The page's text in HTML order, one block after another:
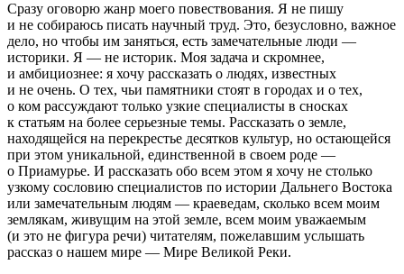
Сразу оговорю жанр моего повествования. Я не пишу
и не собираюсь писать научный труд. Это, безусловно, важное
дело, но чтобы им заняться, есть замечательные люди —
историки. Я — не историк. Моя задача и скромнее,
и амбициознее: я хочу рассказать о людях, известных
и не очень. О тех, чьи памятники стоят в городах и о тех,
о ком рассуждают только узкие специалисты в сносках
к статьям на более серьезные темы. Рассказать о земле,
находящейся на перекрестье десятков культур, но остающейся
при этом уникальной, единственной в своем роде —
о Приамурье. И рассказать обо всем этом я хочу не столько
узкому сословию специалистов по истории Дальнего Востока
или замечательным людям — краеведам, сколько всем моим
землякам, живущим на этой земле, всем моим уважаемым
(и это не фигура речи) читателям, пожелавшим услышать
рассказ о нашем мире — Мире Великой Реки.